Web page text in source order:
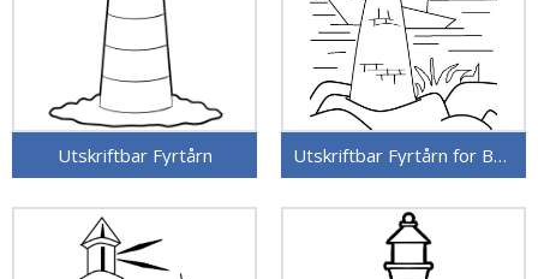
Utskriftbar Fyrtårn Utskriftbar Fyrtårn for Barn